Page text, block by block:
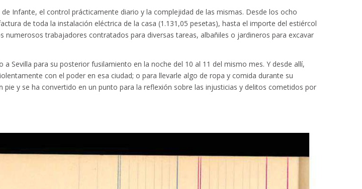
Infante, el control prácticamente diario y la complejidad de las mismas. Desde los ocho
de toda la instalación eléctrica de la casa (1.131,05 pesetas), hasta el importe del estiércol
trabajadores contratados para diversas tareas, albañiles o jardineros para excavar
Sevilla para su posterior fusilamiento en la noche del 10 al 11 del mismo mes. Y desde allí,
con el poder en esa ciudad; o para llevarle algo de ropa y comida durante su
y se ha convertido en un punto para la reflexión sobre las injusticias y delitos cometidos por